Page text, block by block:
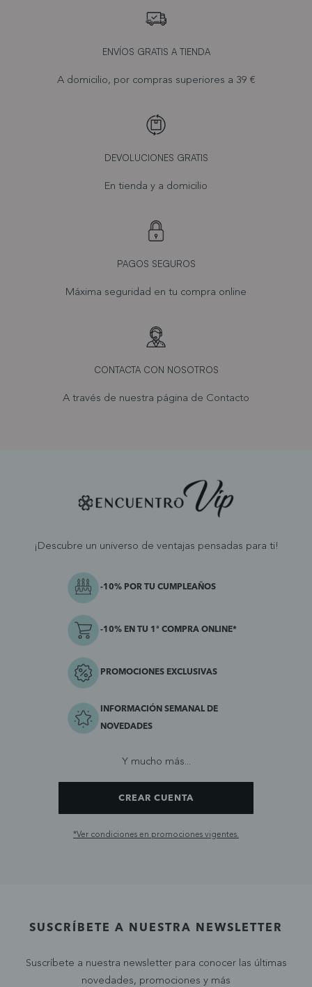
ENVÍOS GRATIS A TIENDA
A domicilio, por compras superiores a 39 €
DEVOLUCIONES GRATIS
En tienda y a domicilio
PAGOS SEGUROS
Máxima seguridad en tu compra online
CONTACTA CON NOSOTROS
A través de nuestra página de Contacto
¡Descubre un universo de ventajas pensadas para ti!
-10% POR TU CUMPLEAÑOS
-10% EN TU 1ª COMPRA ONLINE*
PROMOCIONES EXCLUSIVAS
INFORMACIÓN SEMANAL DE
NOVEDADES
Y mucho más...
CREAR CUENTA
*Ver condiciones en promociones vigentes.
SUSCRÍBETE A NUESTRA NEWSLETTER
Suscríbete a nuestra newsletter para conocer las últimas
novedades, promociones y más